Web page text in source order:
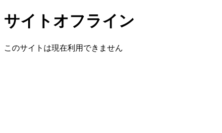
サイトオフライン
このサイトは現在利用できません